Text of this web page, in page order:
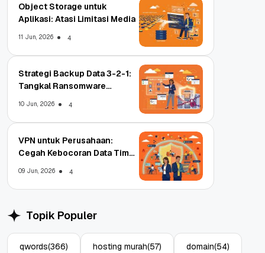
Object Storage untuk
Aplikasi: Atasi Limitasi Media
11 Jun, 2026 4
Strategi Backup Data 3-2-1:
Tangkal Ransomware
10 Jun, 2026 4
VPN untuk Perusahaan:
Cegah Kebocoran Data Tim
09 Jun, 2026 4
Topik Populer
qwords(366) hosting murah(57) domain(54)